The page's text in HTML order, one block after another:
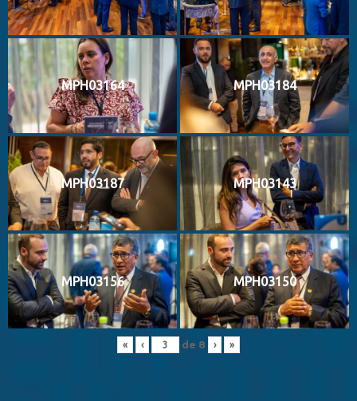
MPH03164 MPH03184
MPH03187 MPH03143
MPH03156 MPH03150
« ‹ de 8 › »